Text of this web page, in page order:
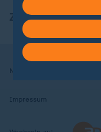
ZDFheute Apps
Nutzungsbedingungen
Impressum
in deinen
Hier findest du
Weitere